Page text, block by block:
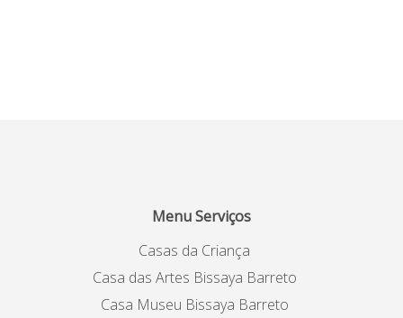
Menu Serviços
Casas da Criança
Casa das Artes Bissaya Barreto
Casa Museu Bissaya Barreto